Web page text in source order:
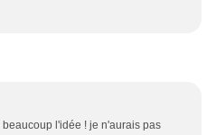
l'idée ! je n'aurais pas